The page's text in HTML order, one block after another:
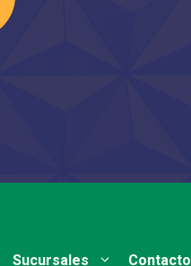
Sucursales Contacto